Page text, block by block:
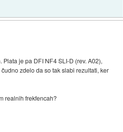
je pa DFI NF4 SLI-D (rev. A02),
zdelo da so tak slabi rezultati, ker
realnih frekfencah?